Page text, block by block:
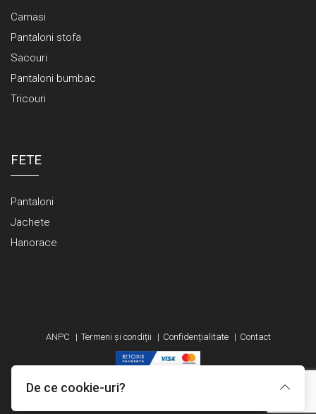
Camasi
Pantaloni stofa
Sacouri
Pantaloni bumbac
Tricouri
FETE
Pantaloni
Jachete
Hanorace
Made with in TGM byEdris Digital Agency
. All Rights Reserved © 2026
ANPC Termeni și condiții Confidențialitate Contact
De ce cookie-uri?